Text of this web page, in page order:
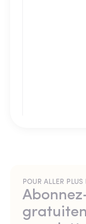
POUR ALLER PLUS